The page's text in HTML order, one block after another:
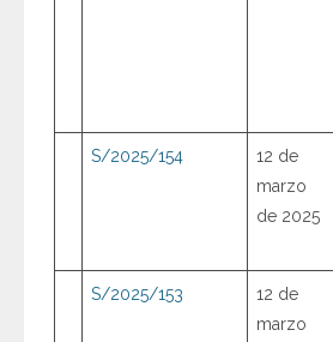
S/2025/154
12 de
marzo
de 2025
S/2025/153
12 de
marzo